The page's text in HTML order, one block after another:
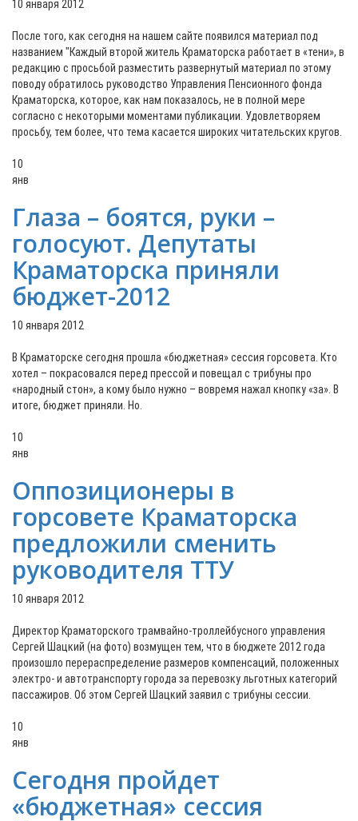
10 января 2012
После того, как сегодня на нашем сайте появился материал под
названием "Каждый второй житель Краматорска работает в «тени», в
редакцию с просьбой разместить развернутый материал по этому
поводу обратилось руководство Управления Пенсионного фонда
Краматорска, которое, как нам показалось, не в полной мере
согласно с некоторыми моментами публикации. Удовлетворяем
просьбу, тем более, что тема касается широких читательских кругов.
10
янв
Глаза – боятся, руки –
голосуют. Депутаты
Краматорска приняли
бюджет-2012
10 января 2012
В Краматорске сегодня прошла «бюджетная» сессия горсовета. Кто
хотел – покрасовался перед прессой и повещал с трибуны про
«народный стон», а кому было нужно – вовремя нажал кнопку «за». В
итоге, бюджет приняли. Но.
10
янв
Оппозиционеры в
горсовете Краматорска
предложили сменить
руководителя ТТУ
10 января 2012
Директор Краматорского трамвайно-троллейбусного управления
Сергей Шацкий (на фото) возмущен тем, что в бюджете 2012 года
произошло перераспределение размеров компенсаций, положенных
электро- и автотранспорту города за перевозку льготных категорий
пассажиров. Об этом Сергей Шацкий заявил с трибуны сессии.
10
янв
Сегодня пройдет
«бюджетная» сессия